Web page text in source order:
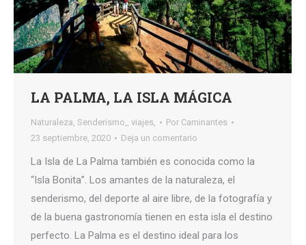
LA PALMA, LA ISLA MÁGICA
Naturaleza, Senderismo,, viajes, Por Caminantes
23 septiembre, 2020
Deja un comentario
La Isla de La Palma también es conocida como la
“Isla Bonita”. Los amantes de la naturaleza, el
senderismo, del deporte al aire libre, de la fotografía y
de la buena gastronomía tienen en esta isla el destino
perfecto. La Palma es el destino ideal para los